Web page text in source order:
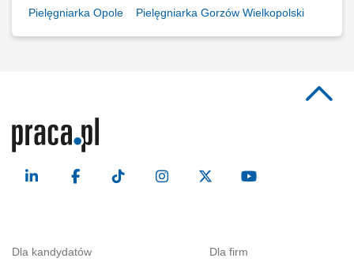
Pielęgniarka Opole Pielęgniarka Gorzów Wielkopolski
Dla kandydatów Dla firm